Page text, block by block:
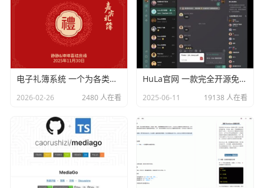
电子礼簿系统 一个为各类红白喜事提供现代化、安全、高效的礼金（份子钱）管理解决方案
2026-02-26 2480 人在看
HuLa官网 一款完全开源免费的仿微信即时通讯系统
2025-06-11 19138 人在看